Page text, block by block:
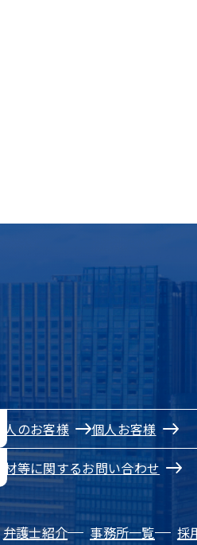
法人のお客様 個人お客様
取材等に関するお問い合わせ
弁護士紹介 事務所一覧 採